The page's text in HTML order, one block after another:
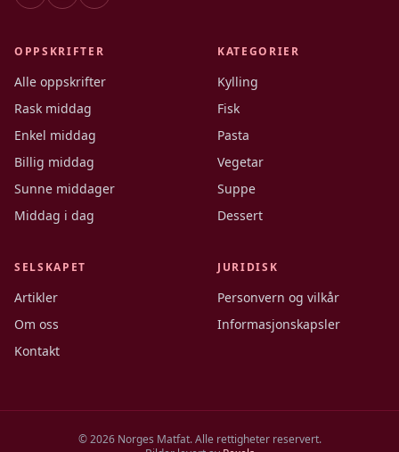
OPPSKRIFTER
Alle oppskrifter
Rask middag
Enkel middag
Billig middag
Sunne middager
Middag i dag
KATEGORIER
Kylling
Fisk
Pasta
Vegetar
Suppe
Dessert
SELSKAPET
Artikler
Om oss
Kontakt
JURIDISK
Personvern og vilkår
Informasjonskapsler
©2026Norges Matfat. Alle rettigheter reservert.